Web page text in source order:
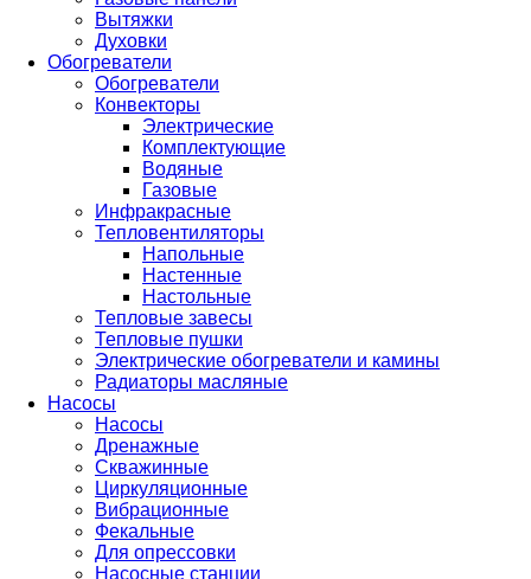
Вытяжки
Духовки
Обогреватели
Обогреватели
Конвекторы
Электрические
Комплектующие
Водяные
Газовые
Инфракрасные
Тепловентиляторы
Напольные
Настенные
Настольные
Тепловые завесы
Тепловые пушки
Электрические обогреватели и камины
Радиаторы масляные
Насосы
Насосы
Дренажные
Скважинные
Циркуляционные
Вибрационные
Фекальные
Для опрессовки
Насосные станции